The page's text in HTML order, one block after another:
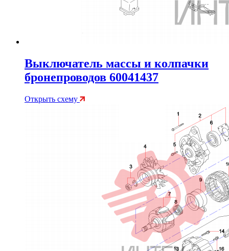
Выключатель массы и колпачки
бронепроводов 60041437
Открыть схему